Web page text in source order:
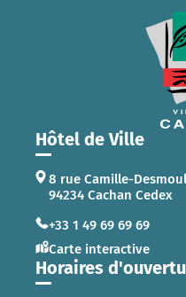
Hôtel de Ville
8 rue Camille-
94234 Cachan Cedex
+33 1 49 69 69 69
Carte interactive
Horaires